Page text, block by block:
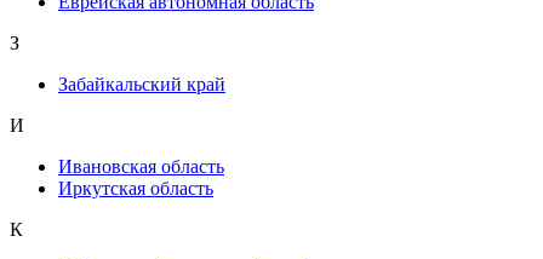
З
Забайкальский край
И
Ивановская область
Иркутская область
К